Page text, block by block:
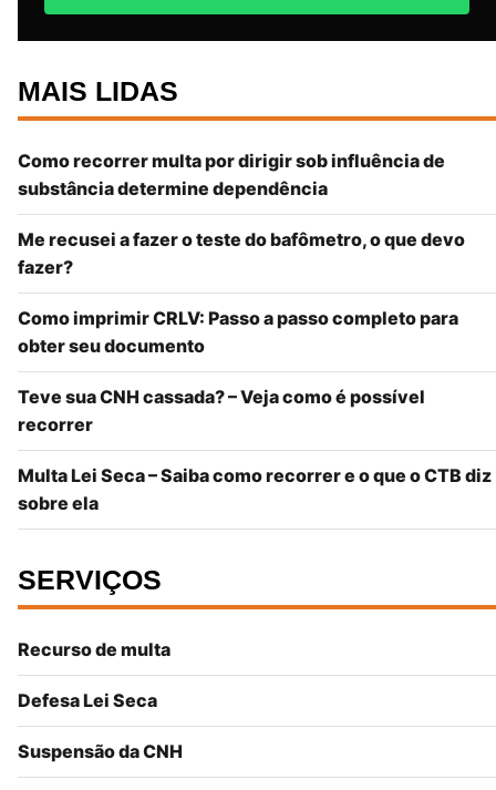
MAIS LIDAS
Como recorrer multa por dirigir sob influência de
substância determine dependência
Me recusei a fazer o teste do bafômetro, o que devo
fazer?
Como imprimir CRLV: Passo a passo completo para
obter seu documento
Teve sua CNH cassada? – Veja como é possível
recorrer
Multa Lei Seca – Saiba como recorrer e o que o CTB diz
sobre ela
SERVIÇOS
Recurso de multa
Defesa Lei Seca
Suspensão da CNH